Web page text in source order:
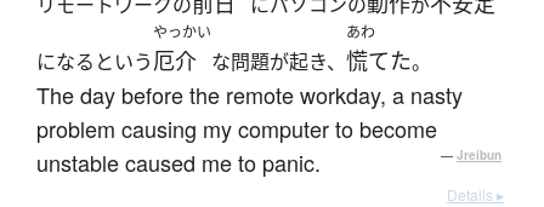
になるという
やっかい
厄介 な問題が起き、
あわ
慌てた。
The day before the remote workday, a nasty
problem causing my computer to become
unstable caused me to panic.
— Jreibun
Details ▸